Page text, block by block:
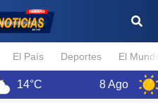
El País Deportes El
8 Ago